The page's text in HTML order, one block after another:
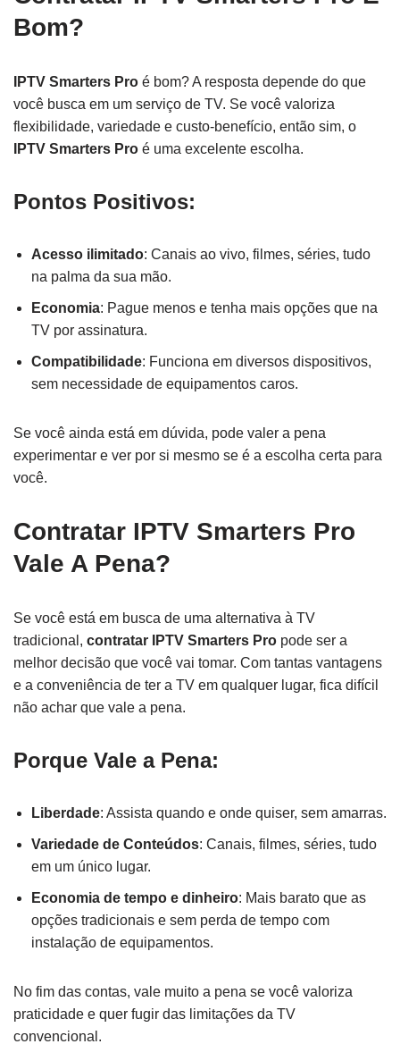
Bom?
IPTV Smarters Pro é bom? A resposta depende do que
você busca em um serviço de TV. Se você valoriza
flexibilidade, variedade e custo-benefício, então sim, o
IPTV Smarters Pro é uma excelente escolha.
Pontos Positivos:
Acesso ilimitado: Canais ao vivo, filmes, séries, tudo
na palma da sua mão.
Economia: Pague menos e tenha mais opções que na
TV por assinatura.
Compatibilidade: Funciona em diversos dispositivos,
sem necessidade de equipamentos caros.
Se você ainda está em dúvida, pode valer a pena
experimentar e ver por si mesmo se é a escolha certa para
você.
Contratar IPTV Smarters Pro
Vale A Pena?
Se você está em busca de uma alternativa à TV
tradicional, contratar IPTV Smarters Pro pode ser a
melhor decisão que você vai tomar. Com tantas vantagens
e a conveniência de ter a TV em qualquer lugar, fica difícil
não achar que vale a pena.
Porque Vale a Pena:
Liberdade: Assista quando e onde quiser, sem amarras.
Variedade de Conteúdos: Canais, filmes, séries, tudo
em um único lugar.
Economia de tempo e dinheiro: Mais barato que as
opções tradicionais e sem perda de tempo com
instalação de equipamentos.
No fim das contas, vale muito a pena se você valoriza
praticidade e quer fugir das limitações da TV
convencional.